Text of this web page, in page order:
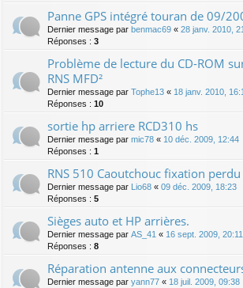
Panne GPS intégré touran de 09/
Dernier message par benmac69 « 28 janv. 2010,
Réponses : 3
Problème de lecture du CD-ROM
RNS MFD²
Dernier message par Tophe13 « 18 janv. 2010,
Réponses : 10
sortie hp arriere RCD310 hs
Dernier message par mic78 « 10 déc. 2009, 12:44
Réponses : 1
RNS 510 Caoutchouc fixation perdu
Dernier message par Lio68 « 09 déc. 2009, 18:23
Réponses : 5
Sièges auto et HP arrières.
Dernier message par AS_41 « 16 sept. 2009, 20:11
Réponses : 8
Réparation antenne aux
Dernier message par yann77 « 18 juil. 2009, 09:38